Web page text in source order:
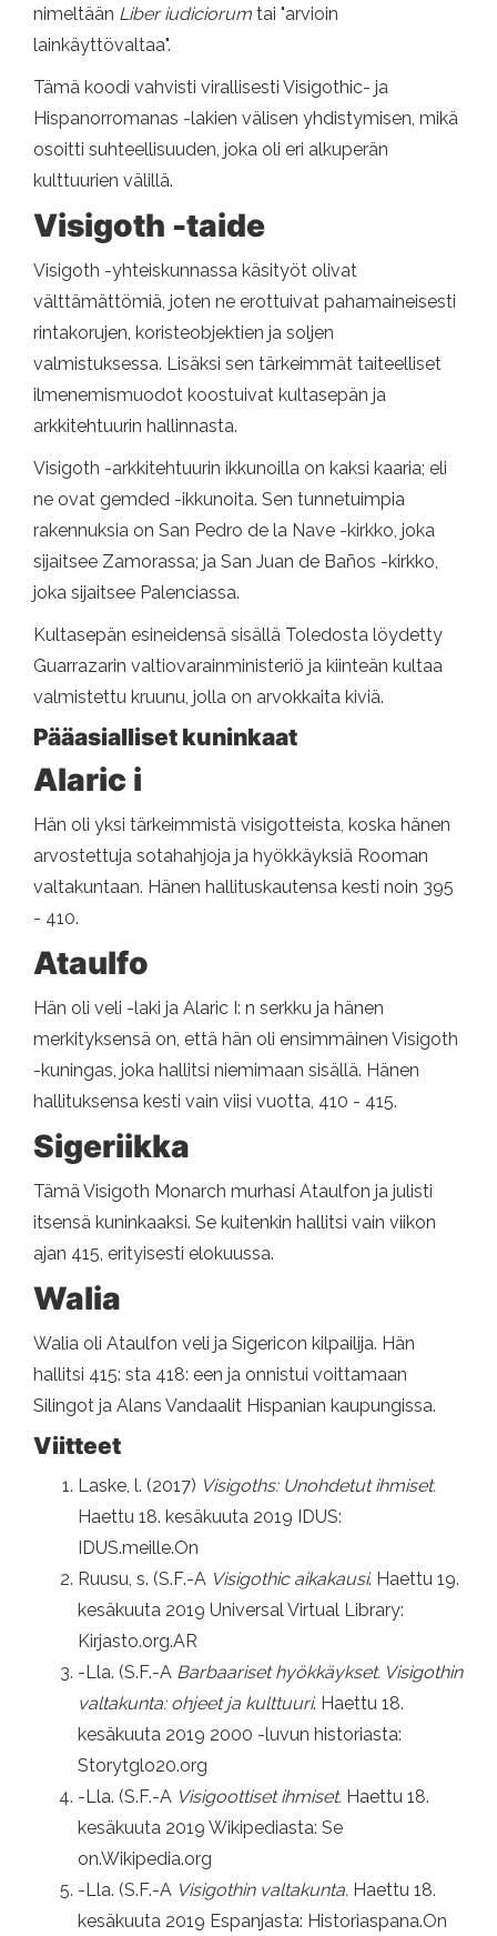
nimeltään Liber iudiciorum tai "arvioin
lainkäyttövaltaa".
Tämä koodi vahvisti virallisesti Visigothic- ja
Hispanorromanas -lakien välisen yhdistymisen, mikä
osoitti suhteellisuuden, joka oli eri alkuperän
kulttuurien välillä.
Visigoth -taide
Visigoth -yhteiskunnassa käsityöt olivat
välttämättömiä, joten ne erottuivat pahamaineisesti
rintakorujen, koristeobjektien ja soljen
valmistuksessa. Lisäksi sen tärkeimmät taiteelliset
ilmenemismuodot koostuivat kultasepän ja
arkkitehtuurin hallinnasta.
Visigoth -arkkitehtuurin ikkunoilla on kaksi kaaria; eli
ne ovat gemded -ikkunoita. Sen tunnetuimpia
rakennuksia on San Pedro de la Nave -kirkko, joka
sijaitsee Zamorassa; ja San Juan de Baños -kirkko,
joka sijaitsee Palenciassa.
Kultasepän esineidensä sisällä Toledosta löydetty
Guarrazarin valtiovarainministeriö ja kiinteän kultaa
valmistettu kruunu, jolla on arvokkaita kiviä.
Pääasialliset kuninkaat
Alaric i
Hän oli yksi tärkeimmistä visigotteista, koska hänen
arvostettuja sotahahjoja ja hyökkäyksiä Rooman
valtakuntaan. Hänen hallituskautensa kesti noin 395
- 410.
Ataulfo
Hän oli veli -laki ja Alaric I: n serkku ja hänen
merkityksensä on, että hän oli ensimmäinen Visigoth
-kuningas, joka hallitsi niemimaan sisällä. Hänen
hallituksensa kesti vain viisi vuotta, 410 - 415.
Sigeriikka
Tämä Visigoth Monarch murhasi Ataulfon ja julisti
itsensä kuninkaaksi. Se kuitenkin hallitsi vain viikon
ajan 415, erityisesti elokuussa.
Walia
Walia oli Ataulfon veli ja Sigericon kilpailija. Hän
hallitsi 415: sta 418: een ja onnistui voittamaan
Silingot ja Alans Vandaalit Hispanian kaupungissa.
Viitteet
Laske, l. (2017) Visigoths: Unohdetut ihmiset.
Haettu 18. kesäkuuta 2019 IDUS:
IDUS.meille.On
Ruusu, s. (S.F.-A Visigothic aikakausi. Haettu 19.
kesäkuuta 2019 Universal Virtual Library:
Kirjasto.org.AR
-Lla. (S.F.-A Barbaariset hyökkäykset. Visigothin
valtakunta: ohjeet ja kulttuuri. Haettu 18.
kesäkuuta 2019 2000 -luvun historiasta:
Storytglo20.org
-Lla. (S.F.-A Visigoottiset ihmiset. Haettu 18.
kesäkuuta 2019 Wikipediasta: Se
on.Wikipedia.org
-Lla. (S.F.-A Visigothin valtakunta. Haettu 18.
kesäkuuta 2019 Espanjasta: Historiaspana.On